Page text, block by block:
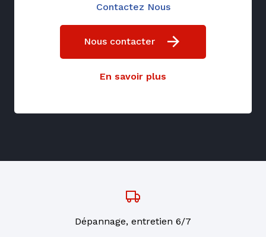
Contactez Nous
Nous contacter
En savoir plus
Dépannage, entretien 6/7